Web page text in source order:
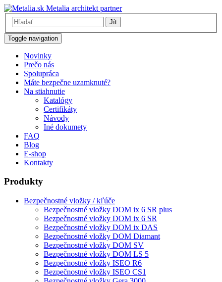
Metalia architekt partner
Jít
Toggle navigation
Novinky
Prečo nás
Spolupráca
Máte bezpečne uzamknuté?
Na stiahnutie
Katalógy
Certifikáty
Návody
Iné dokumety
FAQ
Blog
E-shop
Kontakty
Produkty
Bezpečnostné vložky / kľúče
Bezpečnostné vložky DOM ix 6 SR plus
Bezpečnostné vložky DOM ix 6 SR
Bezpečnostné vložky DOM ix DAS
Bezpečnostné vložky DOM Diamant
Bezpečnostné vložky DOM SV
Bezpečnostné vložky DOM LS 5
Bezpečnostné vložky ISEO R6
Bezpečnostné vložky ISEO CS1